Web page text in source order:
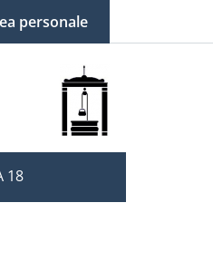
LANGUAGE
personale
18